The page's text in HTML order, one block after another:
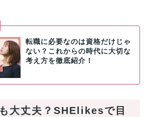
転職に必要なのは資格だけじゃ
ない？これからの時代に大切な
考え方を徹底紹介！
大丈夫？SHElikesで目